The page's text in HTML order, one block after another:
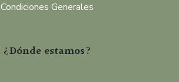
Condiciones Generales
¿Dónde estamos?